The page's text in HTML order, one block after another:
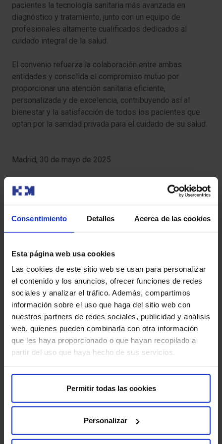
Consentimiento Detalles Acerca de las cookies
Esta página web usa cookies
Las cookies de este sitio web se usan para personalizar
el contenido y los anuncios, ofrecer funciones de redes
sociales y analizar el tráfico. Además, compartimos
información sobre el uso que haga del sitio web con
nuestros partners de redes sociales, publicidad y análisis
web, quienes pueden combinarla con otra información
que les haya proporcionado o que hayan recopilado a
partir del uso que haya hecho de sus servicios.
Permitir todas las cookies
Personalizar
pacientes la tecnología sanitaria más avanzada en
diagnóstico y tratamiento, junto con un equipo de
profesionales altamente cualificados dedicados al
cuidado integral de la salud.
El convenio refuerza la colaboración entre ambas
entidades y consolida el compromiso mutuo por
proporcionar una atención sanitaria eficiente,
personalizada y de excelencia, contribuyendo así al
bienestar y la satisfacción de todos los pacientes que
optan por la sanidad privada para el cuidado de su salud.
Madrid, 30 de mayo de 2025
También te puede interesar
Nace el servicio de Cirugía Ortopédica y
Traumatología en HM Nuevo Belén
El Hospital Universitario HM Nuevo Belén acaba de
inaugurar un nuevo servicio de Cirugía Ortopédica y